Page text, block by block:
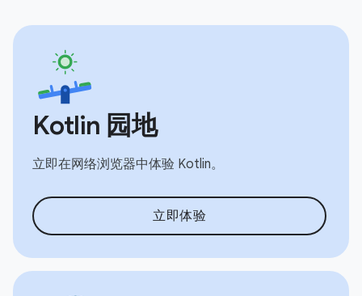
Kotlin 园地
立即在网络浏览器中体验 Kotlin。
立即体验